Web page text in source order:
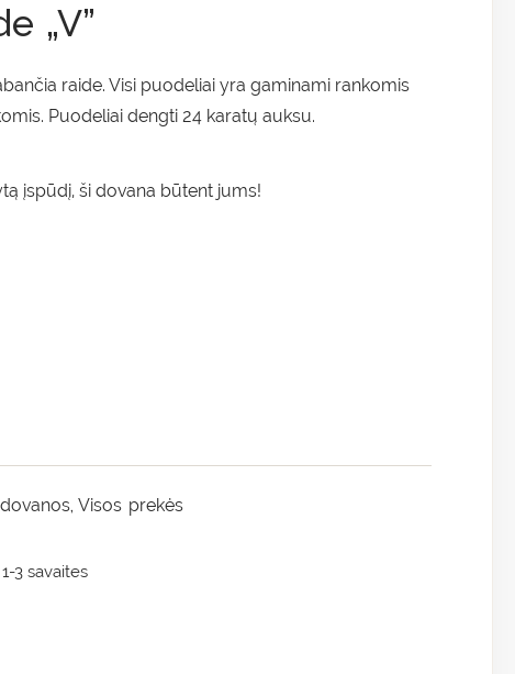
„V”
raide. Visi puodeliai yra gaminami rankomis
Puodeliai dengti 24 karatų auksu.
įspūdį, ši dovana būtent jums!
,Visos prekės
3 savaites